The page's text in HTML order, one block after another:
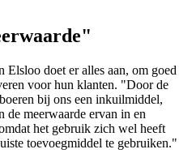
doet er alles aan, om goed
voor hun klanten. "Door de
bij ons een inkuilmiddel,
de meerwaarde ervan in en
het gebruik zich wel heeft
toevoegmiddel te gebruiken."